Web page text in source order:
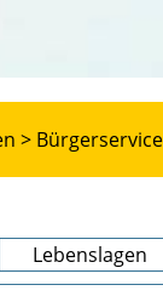
>
Lebenslagen